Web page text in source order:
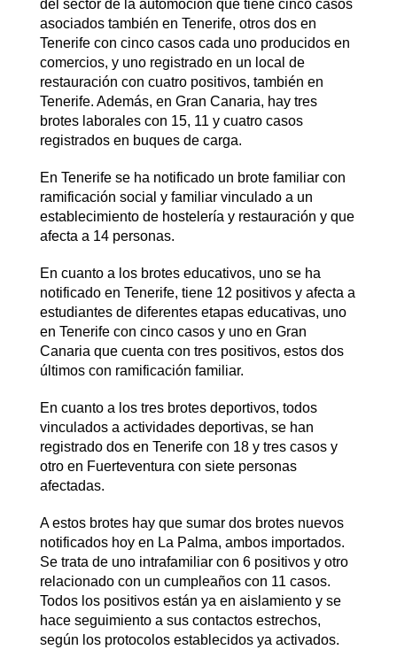
del sector de la automoción que tiene cinco casos
asociados también en Tenerife, otros dos en
Tenerife con cinco casos cada uno producidos en
comercios, y uno registrado en un local de
restauración con cuatro positivos, también en
Tenerife. Además, en Gran Canaria, hay tres
brotes laborales con 15, 11 y cuatro casos
registrados en buques de carga.
En Tenerife se ha notificado un brote familiar con
ramificación social y familiar vinculado a un
establecimiento de hostelería y restauración y que
afecta a 14 personas.
En cuanto a los brotes educativos, uno se ha
notificado en Tenerife, tiene 12 positivos y afecta a
estudiantes de diferentes etapas educativas, uno
en Tenerife con cinco casos y uno en Gran
Canaria que cuenta con tres positivos, estos dos
últimos con ramificación familiar.
En cuanto a los tres brotes deportivos, todos
vinculados a actividades deportivas, se han
registrado dos en Tenerife con 18 y tres casos y
otro en Fuerteventura con siete personas
afectadas.
A estos brotes hay que sumar dos brotes nuevos
notificados hoy en La Palma, ambos importados.
Se trata de uno intrafamiliar con 6 positivos y otro
relacionado con un cumpleaños con 11 casos.
Todos los positivos están ya en aislamiento y se
hace seguimiento a sus contactos estrechos,
según los protocolos establecidos ya activados.